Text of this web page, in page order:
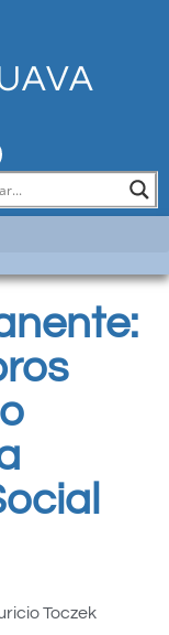
Toczek